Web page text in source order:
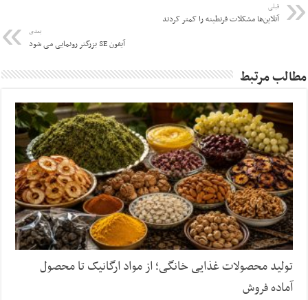
قبلی
آنلاین‌ها مشکلات قرنطینه را کمتر کردند
بعدی
آیفون SE بزرگتر رونمایی می شود
مطالب مرتبط
تولید محصولات غذایی خانگی؛ از مواد ارگانیک تا محصول
آماده فروش